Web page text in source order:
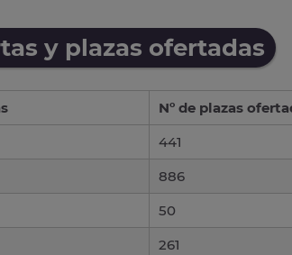
y plazas ofertadas
Nº de plazas
441
886
50
261